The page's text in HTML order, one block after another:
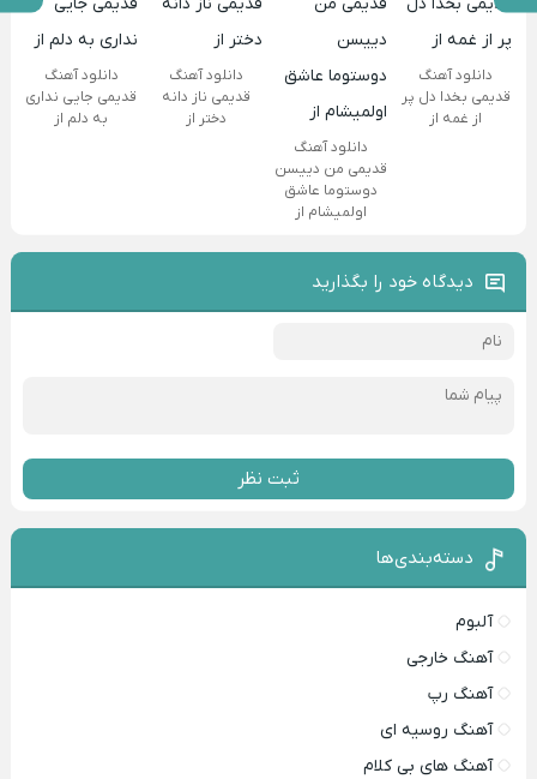
دانلود آهنگ
قدیمی بخدا دل پر
از غمه از
دانلود آهنگ
قدیمی من دییسن
دوستوما عاشق
اولمیشام از
دانلود آهنگ
قدیمی ناز دانه
دختر از
دانلود آهنگ
قدیمی جایی نداری
به دلم از
دیدگاه خود را بگذارید
ثبت نظر
دسته‌بندی‌ها
آلبوم
آهنگ خارجی
آهنگ رپ
آهنگ روسیه ای
آهنگ های بی کلام